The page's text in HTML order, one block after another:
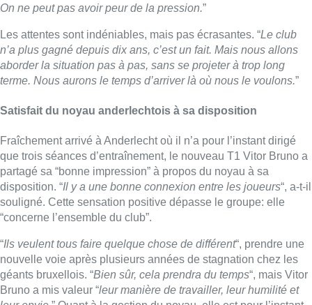
souligné. Cette sensation positive dépasse le groupe: elle
“concerne l’ensemble du club”.
“Ils veulent tous faire quelque chose de différent“, prendre une
nouvelle voie après plusieurs années de stagnation chez les
géants bruxellois. “Bien sûr, cela prendra du temps “, mais Vitor
leur envie.” Quant à la gestion du noyau, elle est pour l’instant
fluide. “
Je sais que ce n’est que le début, comme lorsqu’on
tombe amoureux, et qu’il y aura des situations plus
inconfortables. Mais je garantis qu’il y aura toujours une
bataille loyale pour les places dans l’équipe.”
Aux côtés du directeur sportif Antoine Sibierski, le Portugais a
évoqué le cas de Nathan De Cat, avec qui il n’a pas encore
Mais nous allons faire de notre mieux
promis. “Nous comptons sur lui et nous avons confiance en lui.
Rien n’est fait, dans un sens ou dans l’autre. Nous poussons
pour qu’il reste à Anderlecht.” Mais la pression ne s’exerce pas
encore. “Nous aurons le temps de parler, lui et moi. Mais j’ai